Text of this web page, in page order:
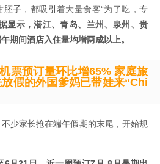
子，都吸引着大量食客“为了吃，专
显示，潜江、青岛、兰州、泉州、贵
期间酒店入住量均增两成以上。
票预订量环比增65%家庭旅
放假的外国爹妈已带娃来“Chi
少家长抢在端午假期的末尾，开始规